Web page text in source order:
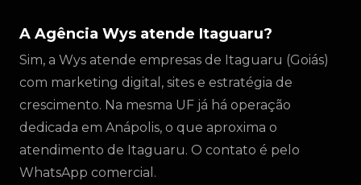
A Agência Wys atende Itaguaru?
Sim, a Wys atende empresas de Itaguaru (Goiás)
com marketing digital, sites e estratégia de
crescimento. Na mesma UF já há operação
dedicada em Anápolis, o que aproxima o
atendimento de Itaguaru. O contato é pelo
WhatsApp comercial.